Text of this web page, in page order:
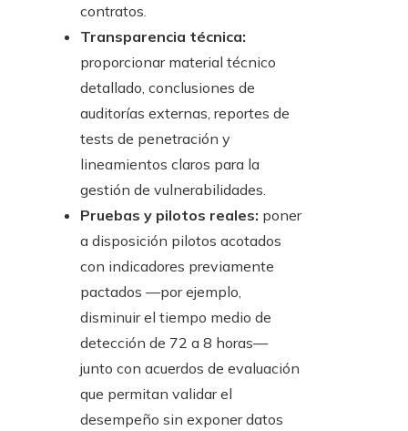
contratos.
Transparencia técnica:
proporcionar material técnico
detallado, conclusiones de
auditorías externas, reportes de
tests de penetración y
lineamientos claros para la
gestión de vulnerabilidades.
Pruebas y pilotos reales: poner
a disposición pilotos acotados
con indicadores previamente
pactados —por ejemplo,
disminuir el tiempo medio de
detección de 72 a 8 horas—
junto con acuerdos de evaluación
que permitan validar el
desempeño sin exponer datos